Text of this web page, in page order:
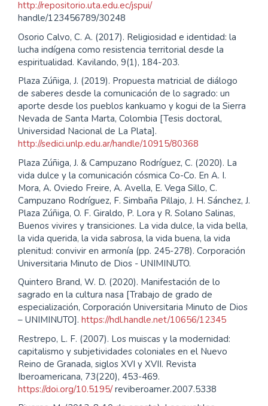
http://repositorio.uta.edu.ec/jspui/
handle/123456789/30248
Osorio Calvo, C. A. (2017). Religiosidad e identidad: la
lucha indígena como resistencia territorial desde la
espiritualidad. Kavilando, 9(1), 184-203.
Plaza Zúñiga, J. (2019). Propuesta matricial de diálogo
de saberes desde la comunicación de lo sagrado: un
aporte desde los pueblos kankuamo y kogui de la Sierra
Nevada de Santa Marta, Colombia [Tesis doctoral,
Universidad Nacional de La Plata].
http://sedici.unlp.edu.ar/handle/10915/80368
Plaza Zúñiga, J. & Campuzano Rodríguez, C. (2020). La
vida dulce y la comunicación cósmica Co-Co. En A. I.
Mora, A. Oviedo Freire, A. Avella, E. Vega Sillo, C.
Campuzano Rodríguez, F. Simbaña Pillajo, J. H. Sánchez, J.
Plaza Zúñiga, O. F. Giraldo, P. Lora y R. Solano Salinas,
Buenos vivires y transiciones. La vida dulce, la vida bella,
la vida querida, la vida sabrosa, la vida buena, la vida
plenitud: convivir en armonía (pp. 245-278). Corporación
Universitaria Minuto de Dios - UNIMINUTO.
Quintero Brand, W. D. (2020). Manifestación de lo
sagrado en la cultura nasa [Trabajo de grado de
especialización, Corporación Universitaria Minuto de Dios
– UNIMINUTO]. https://hdl.handle.net/10656/12345
Restrepo, L. F. (2007). Los muiscas y la modernidad:
capitalismo y subjetividades coloniales en el Nuevo
Reino de Granada, siglos XVI y XVII. Revista
Iberoamericana, 73(220), 453-469.
https://doi.org/10.5195/reviberoamer.2007.5338